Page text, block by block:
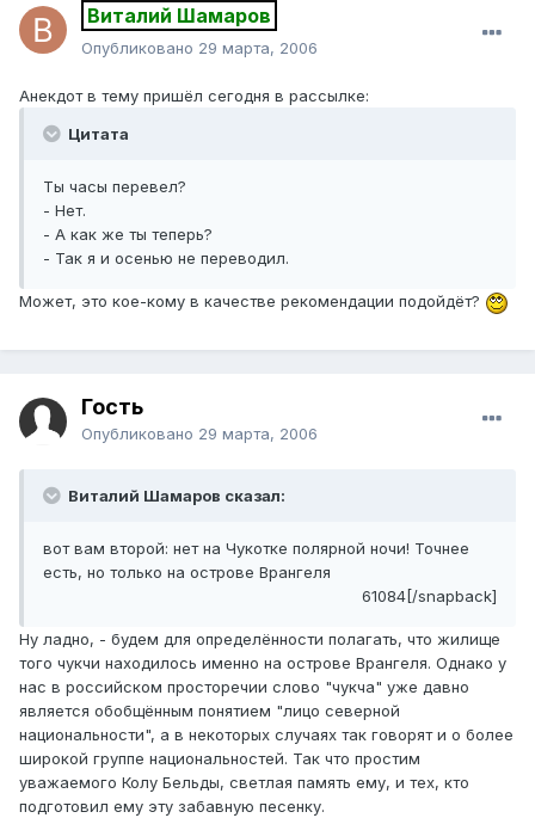
Виталий Шамаров
Опубликовано 29 марта, 2006
Анекдот в тему пришёл сегодня в рассылке:
Цитата
Ты часы перевел?
- Нет.
- А как же ты теперь?
- Так я и осенью не переводил.
Может, это кое-кому в качестве рекомендации подойдёт?
Гость
Опубликовано 29 марта, 2006
Виталий Шамаров сказал:
вот вам второй: нет на Чукотке полярной ночи! Точнее
есть, но только на острове Врангеля
61084[/snapback]
Ну ладно, - будем для определённости полагать, что жилище
того чукчи находилось именно на острове Врангеля. Однако у
нас в российском просторечии слово "чукча" уже давно
является обобщённым понятием "лицо северной
национальности", а в некоторых случаях так говорят и о более
широкой группе национальностей. Так что простим
уважаемого Колу Бельды, светлая память ему, и тех, кто
подготовил ему эту забавную песенку.